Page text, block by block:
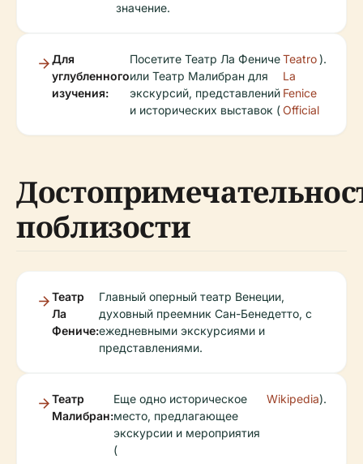
значение.
Для
углубленного
изучения:
Посетите Театр Ла Фениче
или Театр Малибран для
экскурсий, представлений
и исторических выставок (
Teatro
La
Fenice
Official
).
поблизости
Театр
Ла
Фениче:
Главный оперный театр Венеции,
духовный преемник Сан-Бенедетто, с
ежедневными экскурсиями и
представлениями.
Театр
Малибран:
Еще одно историческое
место, предлагающее
экскурсии и мероприятия
(
Wikipedia).